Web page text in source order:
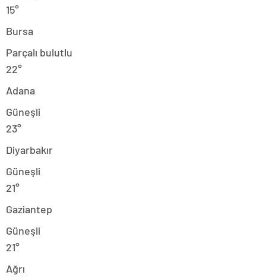
15°
Bursa
Parçalı bulutlu
22°
Adana
Güneşli
23°
Diyarbakır
Güneşli
21°
Gaziantep
Güneşli
21°
Ağrı